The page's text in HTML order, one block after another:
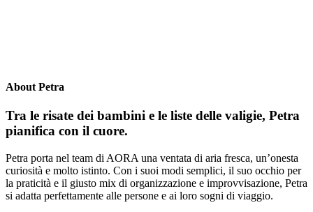
About Petra
Tra le risate dei bambini e le liste delle valigie, Petra
pianifica con il cuore.
Petra porta nel team di AORA una ventata di aria fresca, un’onesta
curiosità e molto istinto. Con i suoi modi semplici, il suo occhio per
la praticità e il giusto mix di organizzazione e improvvisazione, Petra
si adatta perfettamente alle persone e ai loro sogni di viaggio.